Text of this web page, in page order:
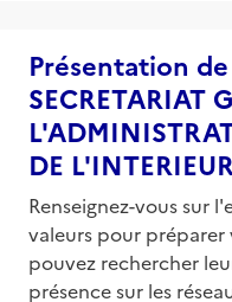
Présentation
SECRETARIAT
DE
Renseignez-vous sur
valeurs pour
pouvez rechercher
présence sur les